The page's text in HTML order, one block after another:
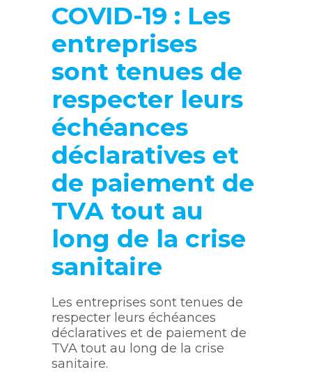
COVID-19 : Les
entreprises
sont tenues de
respecter leurs
échéances
déclaratives et
de paiement de
TVA tout au
long de la crise
sanitaire
Les entreprises sont tenues de
respecter leurs échéances
déclaratives et de paiement de
TVA tout au long de la crise
sanitaire.